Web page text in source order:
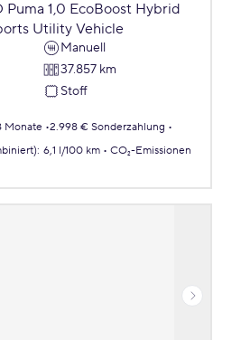
Puma 1,0 EcoBoost Hybrid
Utility Vehicle
Manuell
37.857 km
Stoff
Monate 2.998 € Sonderzahlung
: 6,1 l/100 km
CO₂-Emissionen